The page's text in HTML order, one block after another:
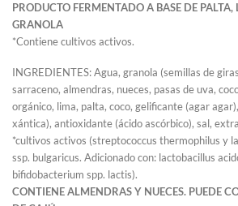
PRODUCTO FERMENTADO A BASE DE
GRANOLA
*Contiene cultivos activos.
INGREDIENTES: Agua, granola (semillas de
sarraceno, almendras, nueces, pasas de uva,
orgánico, lima, palta, coco, gelificante (agar
xántica), antioxidante (ácido ascórbico), sal,
*cultivos activos (streptococcus thermophilus y
ssp. bulgaricus. Adicionado con: lactobacillus
bifidobacterium spp. lactis).
CONTIENE ALMENDRAS Y NUECES. PUEDE